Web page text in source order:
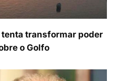
transformar poder
o Golfo